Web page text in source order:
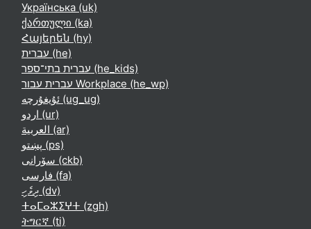
Українська ‎(uk)‎
ქართული ‎(ka)‎
Հայերեն ‎(hy)‎
עברית ‎(he)‎
עברית בתי־ספר ‎(he_kids)‎
עברית עבור Workplace ‎(he_wp)‎
ئۇيغۇرچە ‎(ug_ug)‎
اردو ‎(ur)‎
العربية ‎(ar)‎
پښتو ‎(ps)‎
سۆرانی ‎(ckb)‎
فارسی ‎(fa)‎
ދިވެހި ‎(dv)‎
ⵜⴰⵎⴰⵣⵉⵖⵜ ‎(zgh)‎
ትግርኛ ‎(ti)‎